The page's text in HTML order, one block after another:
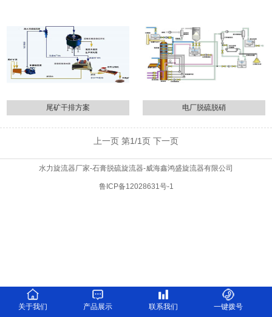
尾矿干排方案 电厂脱硫脱硝
上一页 第1/1页 下一页
水力旋流器厂家-石膏脱硫旋流器-威海鑫鸿盛旋流器有限公司
鲁ICP备12028631号-1
关于我们 产品展示 联系我们 一键拨号